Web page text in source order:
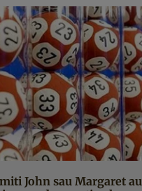
John sau Margaret au